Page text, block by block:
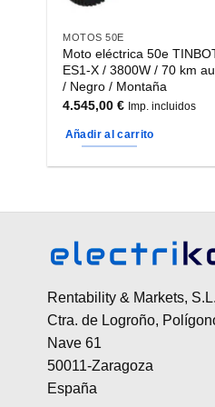
MOTOS 50E
Moto eléctrica 50e
ES1-X / 3800W / 70 km
/ Negro / Montaña
4.545,00€ Imp. incluidos
Añadir al carrito
Rentability & Markets, S.L.
Ctra. de Logroño,
Nave 61
50011-Zaragoza
España